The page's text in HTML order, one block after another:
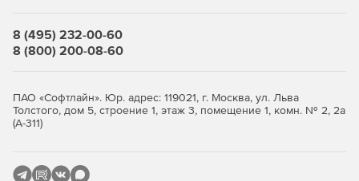
8 (495) 232-00-60
8 (800) 200-08-60
ПАО «Софтлайн». Юр. адрес: 119021, г. Москва, ул. Льва
Толстого, дом 5, строение 1, этаж 3, помещение 1, комн. № 2, 2а
(А-311)